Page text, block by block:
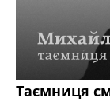
Таємниця